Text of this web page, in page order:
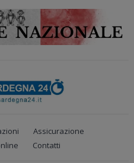
Assicurazione
Contatti